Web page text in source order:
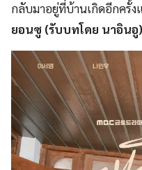
กลับมาอยู่ที่บ้านเกิดอีกครั้
ยอนซู (รับบทโดย นาอินอู)